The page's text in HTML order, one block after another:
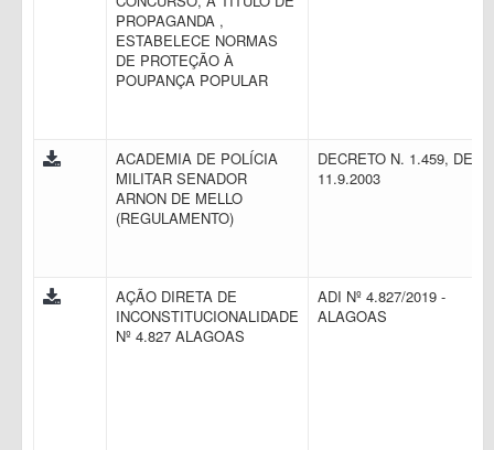
PROPAGANDA ,
ESTABELECE NORMAS
DE PROTEÇÃO À
POUPANÇA POPULAR
ACADEMIA DE POLÍCIA
MILITAR SENADOR
ARNON DE MELLO
(REGULAMENTO)
DECRETO N. 1.459, DE
11.9.2003
AÇÃO DIRETA DE
INCONSTITUCIONALIDADE
Nº 4.827 ALAGOAS
ADI Nº 4.827/2019 -
ALAGOAS